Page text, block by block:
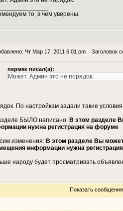
то, в чем уверены.
Чт Мар 17, 2011 6:01 pm Заголовок
пермяк писал(а):
Может. Админ это не порядок.
По настройкам задали такие
БЫЛО написано: В этом разделе
нужна регистрация на форуме
изменения: В этом разделе Вы
информации нужна
народу будет просматривать
Показать